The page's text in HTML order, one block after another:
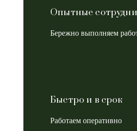
Опытные
Бережно выполняем
Быстро и в срок
Работаем оперативно